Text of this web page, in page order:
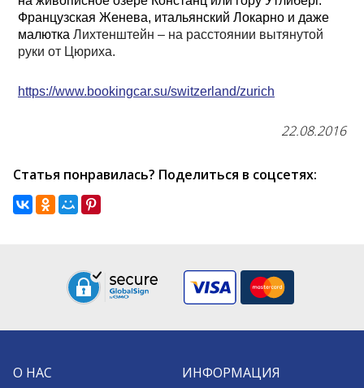
Французская Женева, итальянский Локарно и даже
малютка Лихтенштейн – на расстоянии вытянутой
руки от Цюриха.
https://www.bookingcar.su/switzerland/zurich
22.08.2016
Статья понравилась? Поделиться в соцсетях:
О НАС ИНФОРМАЦИЯ